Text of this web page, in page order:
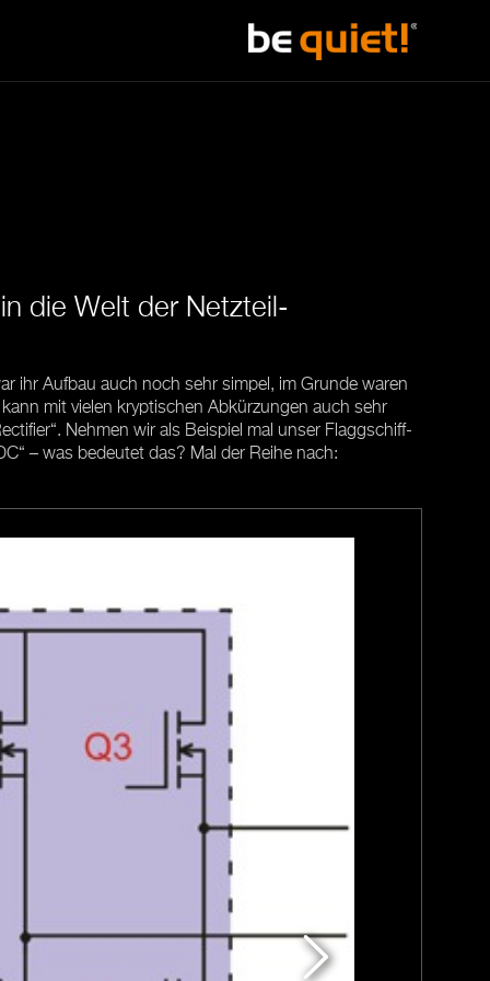
die Welt der Netzteil-
ihr Aufbau auch noch sehr simpel, im Grunde waren
mit vielen kryptischen Abkürzungen auch sehr
Nehmen wir als Beispiel mal unser Flaggschiff-
– was bedeutet das? Mal der Reihe nach: